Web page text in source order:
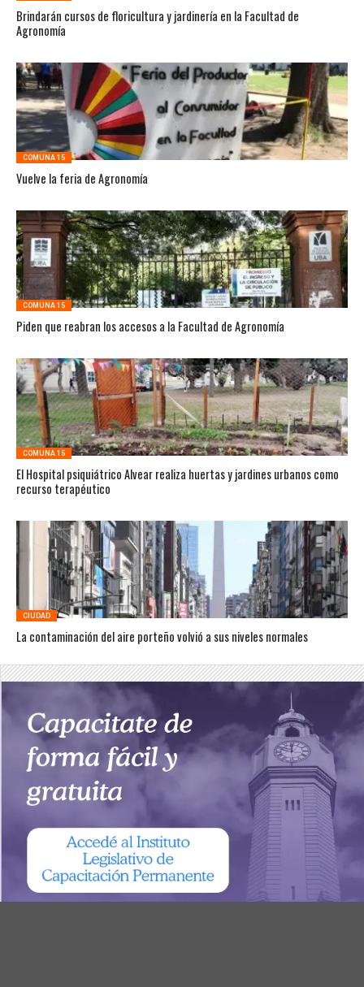
Brindarán cursos de floricultura y jardinería en la Facultad de
Agronomía
COMUNA 15
Vuelve la feria de Agronomía
COMUNA 15
Piden que reabran los accesos a la Facultad de Agronomía
COMUNA 15
El Hospital psiquiátrico Alvear realiza huertas y jardines urbanos como
recurso terapéutico
CIUDAD
La contaminación del aire porteño volvió a sus niveles normales